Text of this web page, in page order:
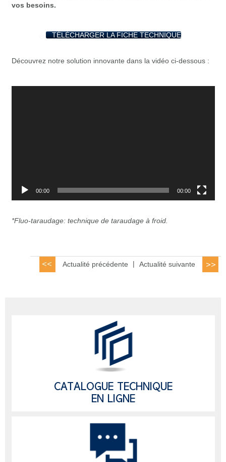
vos besoins.
TÉLÉCHARGER LA FICHE TECHNIQUE
Découvrez notre solution innovante dans la vidéo ci-dessous :
00:00 00:00
*Fluo-taraudage: technique de taraudage à froid.
Actualité précédente | Actualité suivante
CATALOGUE TECHNIQUE
EN LIGNE